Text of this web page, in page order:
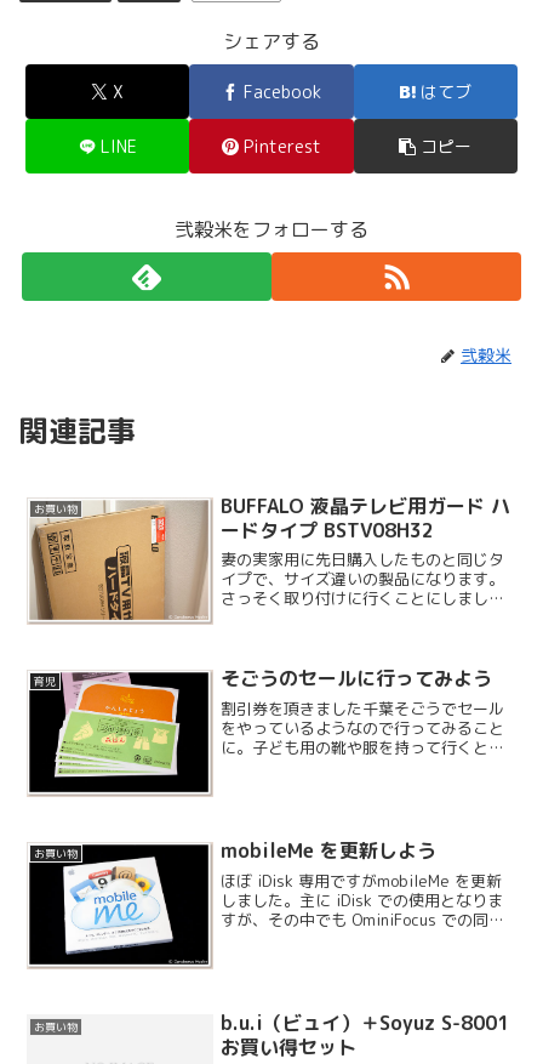
シェアする
X Facebook はてブ
LINE Pinterest コピー
弐穀米をフォローする
弐穀米
関連記事
お買い物
BUFFALO 液晶テレビ用ガード ハ
ードタイプ BSTV08H32
妻の実家用に先日購入したものと同じタ
イプで、サイズ違いの製品になります。
さっそく取り付けに行くことにしまし
もいかなくなりました。
育児 そごうのセールに行ってみよう
割引券を頂きました千葉そごうでセール
をやっているようなので行ってみること
に。子ども用の靴や服を持って行くと割
お買い物 mobileMe を更新しよう
ほぼ iDisk 専用ですがmobileMe を更新
しました。主に iDisk での使用となりま
すが、その中でも OminiFocus での同期
お買い物
b.u.i（ビュイ）＋Soyuz S-8001
お買い得セット